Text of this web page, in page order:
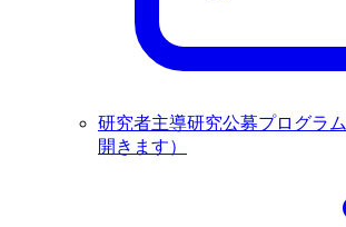
研究者主導研究公募プログラム
開きます）